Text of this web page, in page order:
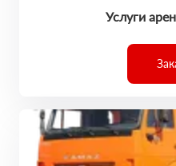
Услуги